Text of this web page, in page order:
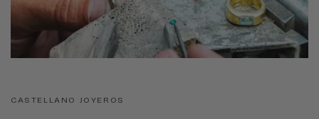
CASTELLANO JOYEROS